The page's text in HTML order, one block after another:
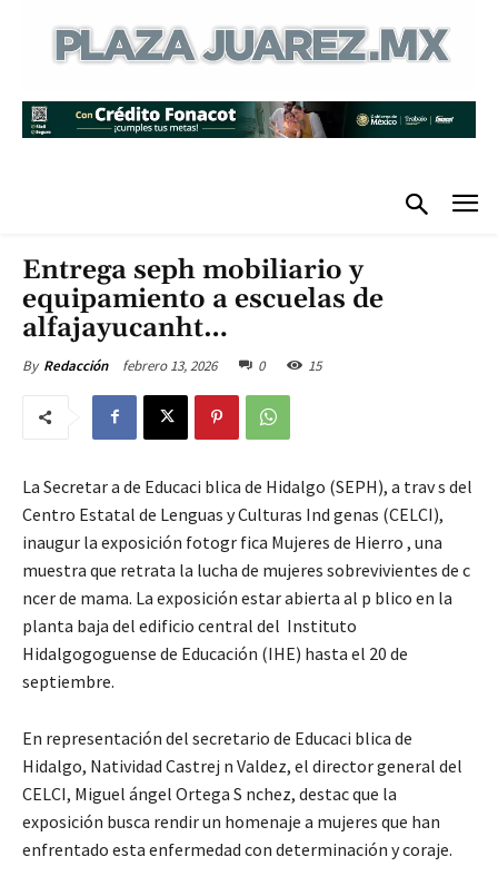
Entrega seph mobiliario y
equipamiento a escuelas de
alfajayucanht…
By Redacción febrero 13, 2026 0 15
La Secretar a de Educaci blica de Hidalgo (SEPH), a trav s del
Centro Estatal de Lenguas y Culturas Ind genas (CELCI),
inaugur la exposición fotogr fica Mujeres de Hierro , una
muestra que retrata la lucha de mujeres sobrevivientes de c
ncer de mama. La exposición estar abierta al p blico en la
planta baja del edificio central del Instituto
Hidalgogoguense de Educación (IHE) hasta el 20 de
septiembre.
En representación del secretario de Educaci blica de
Hidalgo, Natividad Castrej n Valdez, el director general del
CELCI, Miguel ángel Ortega S nchez, destac que la
exposición busca rendir un homenaje a mujeres que han
enfrentado esta enfermedad con determinación y coraje.